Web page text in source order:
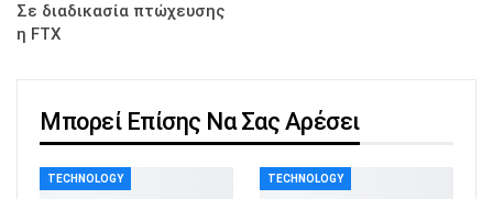
Σε διαδικασία πτώχευσης
η FTX
Μπορεί Επίσης Να Σας Αρέσει
TECHNOLOGY TECHNOLOGY